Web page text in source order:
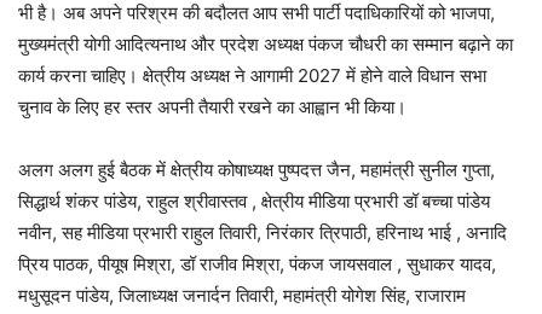
भी है। अब अपने परिश्रम की बदौलत आप सभी पार्टी पदाधिकारियों को भाजपा,
मुख्यमंत्री योगी आदित्यनाथ और प्रदेश अध्यक्ष पंकज चौधरी का सम्मान बढ़ाने का
कार्य करना चाहिए। क्षेत्रीय अध्यक्ष ने आगामी 2027 में होने वाले विधान सभा
चुनाव के लिए हर स्तर अपनी तैयारी रखने का आह्वान भी किया।
अलग अलग हुई बैठक में क्षेत्रीय कोषाध्यक्ष पुष्पदत्त जैन, महामंत्री सुनील गुप्ता,
सिद्धार्थ शंकर पांडेय, राहुल श्रीवास्तव , क्षेत्रीय मीडिया प्रभारी डॉ बच्चा पांडेय
नवीन, सह मीडिया प्रभारी राहुल तिवारी, निरंकार त्रिपाठी, हरिनाथ भाई , अनादि
प्रिय पाठक, पीयूष मिश्रा, डॉ राजीव मिश्रा, पंकज जायसवाल , सुधाकर यादव,
मधुसूदन पांडेय, जिलाध्यक्ष जनार्दन तिवारी, महामंत्री योगेश सिंह, राजाराम